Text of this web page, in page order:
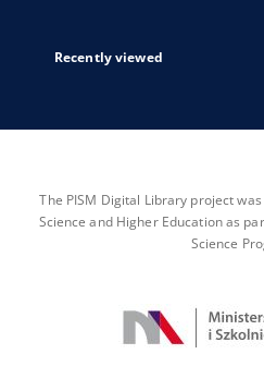
Recently viewed
The PISM Digital Library project
Science and Higher Education as
Science